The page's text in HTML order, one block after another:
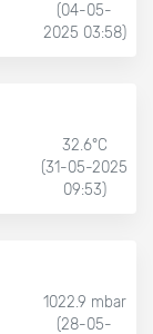
(04-05-
2025 03:58)
32.6°C
(31-05-2025
09:53)
1022.9 mbar
(28-05-